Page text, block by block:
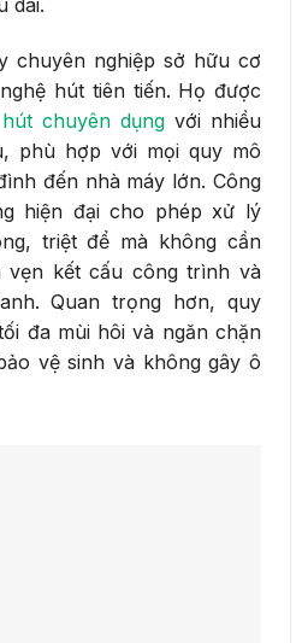
dài.
chuyên nghiệp sở hữu cơ
hút tiên tiến. Họ được
chuyên dụng với nhiều
phù hợp với mọi quy mô
đến nhà máy lớn. Công
hiện đại cho phép xử lý
triệt để mà không cần
vẹn kết cấu công trình và
Quan trọng hơn, quy
đa mùi hôi và ngăn chặn
vệ sinh và không gây ô